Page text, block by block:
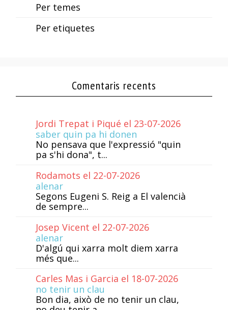
Per temes
Per etiquetes
Comentaris recents
Jordi Trepat i Piqué el 23-07-2026
saber quin pa hi donen
No pensava que l'expressió "quin
pa s'hi dona", t...
Rodamots el 22-07-2026
alenar
Segons Eugeni S. Reig a El valencià
de sempre...
Josep Vicent el 22-07-2026
alenar
D'algú qui xarra molt diem xarra
més que...
Carles Mas i Garcia el 18-07-2026
no tenir un clau
Bon dia, això de no tenir un clau,